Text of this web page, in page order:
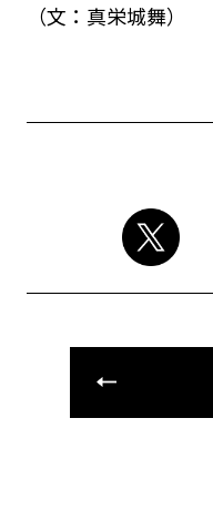
（文：真栄城舞）